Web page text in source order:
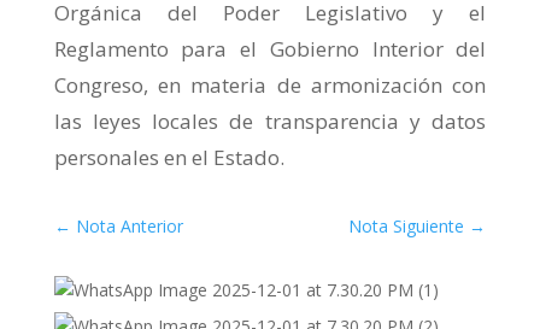
Orgánica del Poder Legislativo y el
Reglamento para el Gobierno Interior del
Congreso, en materia de armonización con
las leyes locales de transparencia y datos
personales en el Estado.
← Nota Anterior Nota Siguiente →